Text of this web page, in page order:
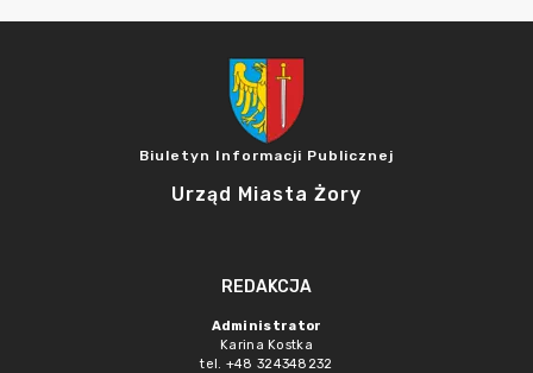
Biuletyn Informacji Publicznej
Urząd Miasta Żory
REDAKCJA
Administrator
Karina Kostka
tel. +48 324348232